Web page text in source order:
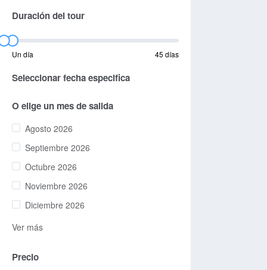
Duración del tour
Un día 45 días
Seleccionar fecha especifica
O elige un mes de salida
Agosto 2026
Septiembre 2026
Octubre 2026
Noviembre 2026
Diciembre 2026
Ver más
Precio